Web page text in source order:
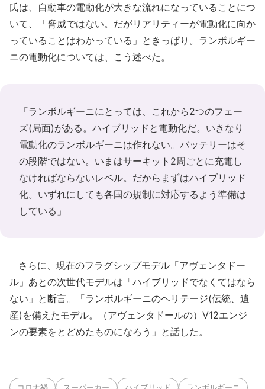
氏は、自動車の電動化が大きな流れになっていることにつ
いて、「脅威ではない。だがリアリティーが電動化に向か
っていることはわかっている」ときっぱり。ランボルギー
ニの電動化については、こう述べた。
「ランボルギーニにとっては、これから2つのフェー
ズ(局面)がある。ハイブリッドと電動化だ。いきなり
電動化のランボルギーニは作れない。バッテリーはそ
の段階ではない。いまはサーキット2周ごとに充電し
なければならないレベル。だからまずはハイブリッド
化。いずれにしても各国の規制に対応するよう準備は
している」
さらに、現在のフラグシップモデル「アヴェンタドー
ル」あとの次世代モデルは「ハイブリッドでなくてはなら
ない」と断言。「ランボルギーニのヘリテージ(伝統、遺
産)を備えたモデル。（アヴェンタドールの）V12エンジ
ンの要素をとどめたものになろう」と話した。